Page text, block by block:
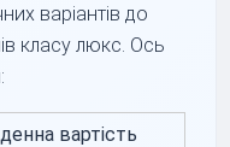
варіантів до
класу люкс. Ось
вартість